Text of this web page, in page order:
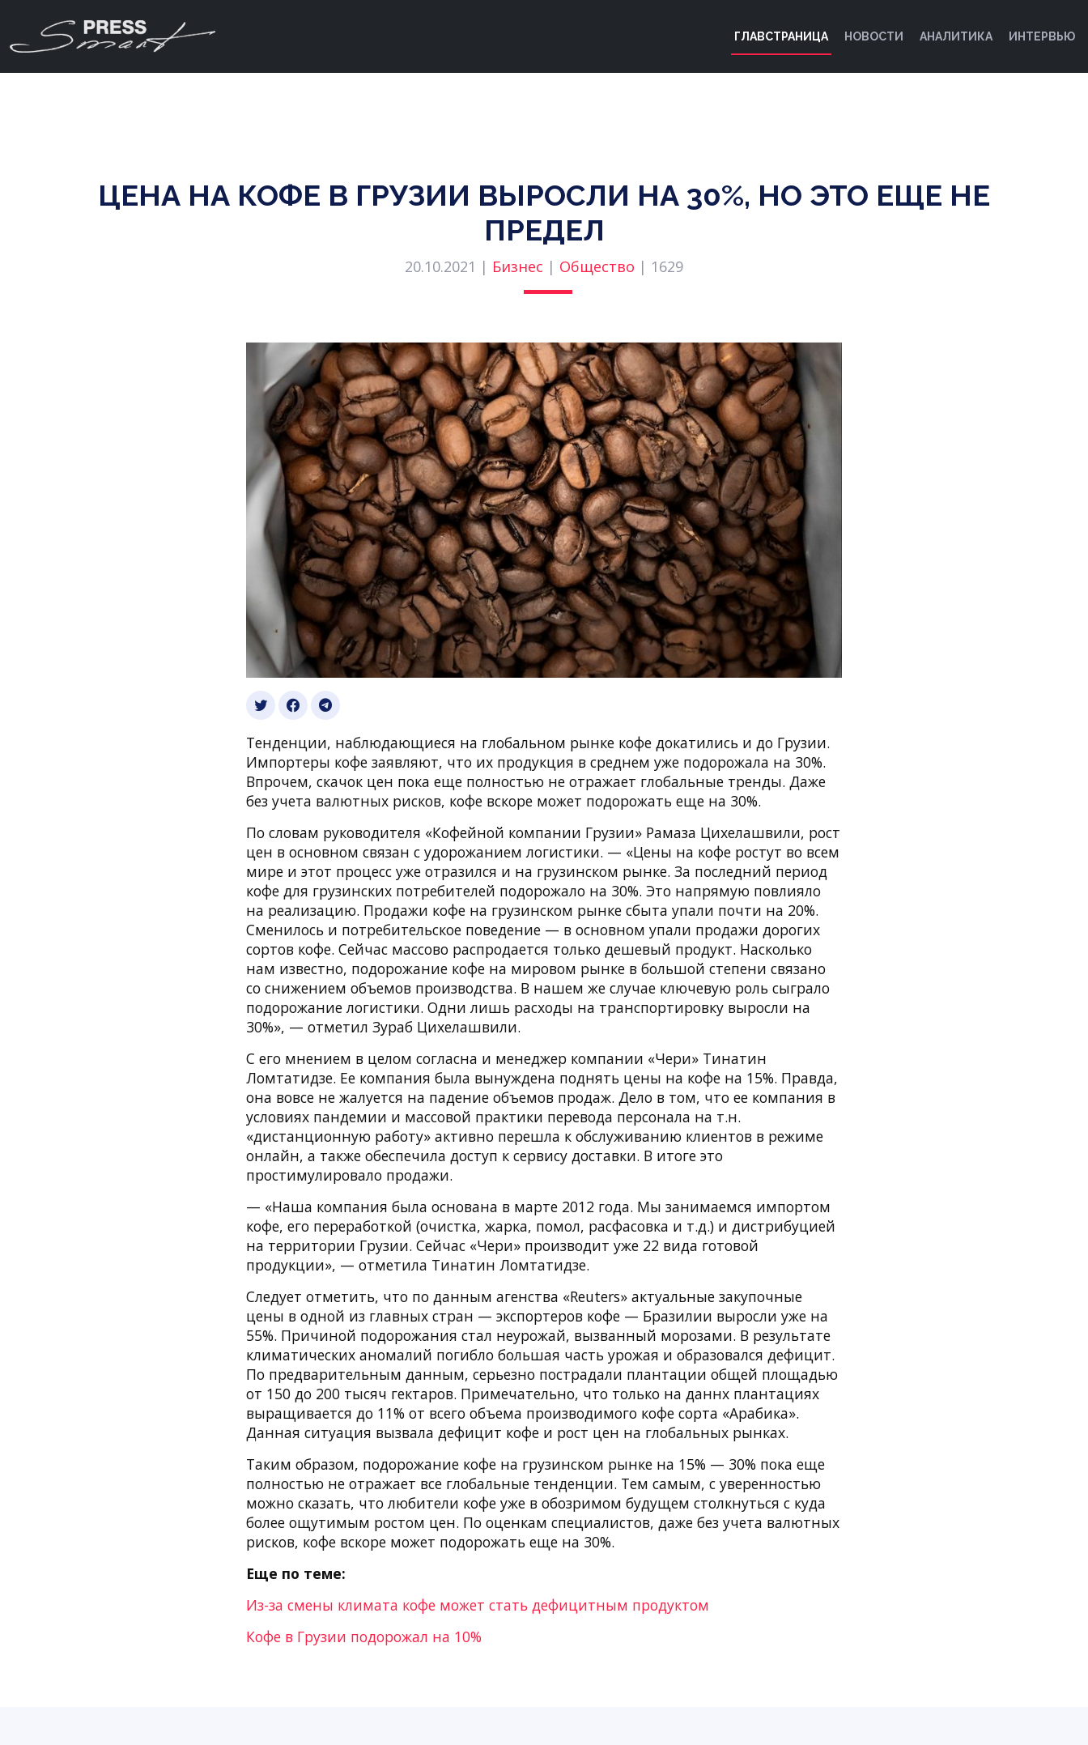
ГЛАВСТРАНИЦА НОВОСТИ АНАЛИТИКА ИНТЕРВЬЮ
ЦЕНА НА КОФЕ В ГРУЗИИ ВЫРОСЛИ НА 30%, НО ЭТО ЕЩЕ НЕ
ПРЕДЕЛ
20.10.2021 | Бизнес | Общество | 1629
Тенденции, наблюдающиеся на глобальном рынке кофе докатились и до Грузии.
Импортеры кофе заявляют, что их продукция в среднем уже подорожала на 30%.
Впрочем, скачок цен пока еще полностью не отражает глобальные тренды. Даже
без учета валютных рисков, кофе вскоре может подорожать еще на 30%.
По словам руководителя «Кофейной компании Грузии» Рамаза Цихелашвили, рост
цен в основном связан с удорожанием логистики. — «Цены на кофе ростут во всем
мире и этот процесс уже отразился и на грузинском рынке. За последний период
кофе для грузинских потребителей подорожало на 30%. Это напрямую повлияло
на реализацию. Продажи кофе на грузинском рынке сбыта упали почти на 20%.
Сменилось и потребительское поведение — в основном упали продажи дорогих
сортов кофе. Сейчас массово распродается только дешевый продукт. Насколько
нам известно, подорожание кофе на мировом рынке в большой степени связано
со снижением объемов производства. В нашем же случае ключевую роль сыграло
подорожание логистики. Одни лишь расходы на транспортировку выросли на
30%», — отметил Зураб Цихелашвили.
С его мнением в целом согласна и менеджер компании «Чери» Тинатин
Ломтатидзе. Ее компания была вынуждена поднять цены на кофе на 15%. Правда,
она вовсе не жалуется на падение объемов продаж. Дело в том, что ее компания в
условиях пандемии и массовой практики перевода персонала на т.н.
«дистанционную работу» активно перешла к обслуживанию клиентов в режиме
онлайн, а также обеспечила доступ к сервису доставки. В итоге это
простимулировало продажи.
— «Наша компания была основана в марте 2012 года. Мы занимаемся импортом
кофе, его переработкой (очистка, жарка, помол, расфасовка и т.д.) и дистрибуцией
на территории Грузии. Сейчас «Чери» производит уже 22 вида готовой
продукции», — отметила Тинатин Ломтатидзе.
Следует отметить, что по данным агенства «Reuters» актуальные закупочные
цены в одной из главных стран — экспортеров кофе — Бразилии выросли уже на
55%. Причиной подорожания стал неурожай, вызванный морозами. В результате
климатических аномалий погибло большая часть урожая и образовался дефицит.
По предварительным данным, серьезно пострадали плантации общей площадью
от 150 до 200 тысяч гектаров. Примечательно, что только на даннх плантациях
выращивается до 11% от всего объема производимого кофе сорта «Арабика».
Данная ситуация вызвала дефицит кофе и рост цен на глобальных рынках.
Таким образом, подорожание кофе на грузинском рынке на 15% — 30% пока еще
полностью не отражает все глобальные тенденции. Тем самым, с уверенностью
можно сказать, что любители кофе уже в обозримом будущем столкнуться с куда
более ощутимым ростом цен. По оценкам специалистов, даже без учета валютных
рисков, кофе вскоре может подорожать еще на 30%.
Еще по теме:
Из-за смены климата кофе может стать дефицитным продуктом
Кофе в Грузии подорожал на 10%